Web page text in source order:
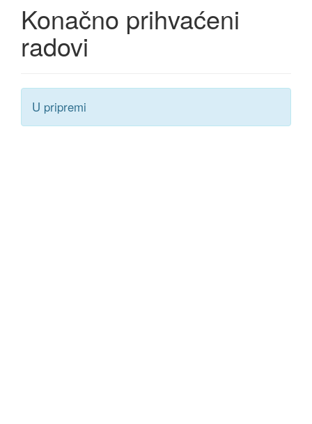
Konačno prihvaćeni
radovi
U pripremi